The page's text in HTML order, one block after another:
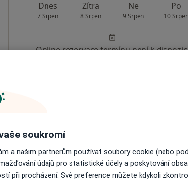
Dnes
7 Srpen
Zítra
8 Srpen
Ne
9 Srpen
Po
10 Srpen
Online rezervace termínu není k
Dnes
Online rezervace termínu není k
soukromí
a našim partnerům používat soubory cookie (nebo
údajů pro statistické účely a poskytování
při procházení. Své preference můžete kdykoli